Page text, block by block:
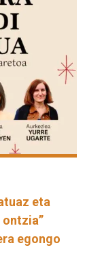
eta
ontzia”
egongo